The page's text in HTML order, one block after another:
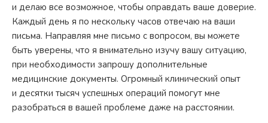
и делаю все возможное, чтобы оправдать ваше доверие.
Каждый день я по нескольку часов отвечаю на ваши
письма. Направляя мне письмо с вопросом, вы можете
быть уверены, что я внимательно изучу вашу ситуацию,
при необходимости запрошу дополнительные
медицинские документы. Огромный клинический опыт
и десятки тысяч успешных операций помогут мне
разобраться в вашей проблеме даже на расстоянии.